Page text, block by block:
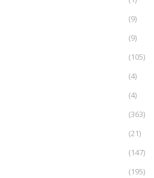
(9)
(9)
(105)
(4)
(4)
(363)
(21)
(147)
(195)